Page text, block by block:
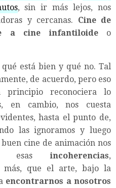
, sin ir más lejos, nos
y cercanas. Cine de
a cine infantiloideo
está bien y qué no. Tal
de acuerdo, pero eso
reconociera lo
en cambio, nos cuesta
hasta el punto de,
las ignoramos y luego
cine de animación nos
esas incoherencias,
más, que el arte, bajo la
encontrarnos a nosotros